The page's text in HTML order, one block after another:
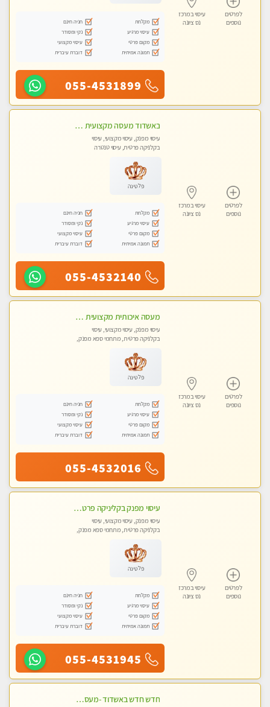
לפרטים
נוספים
עיסוי במרכז
נס ציונה
מקלחת
חניה חינם
עיסוי מרגיע
נקי ומסודר
מקום פרטי
עיסוי מקצועי
תמונה אמיתית
דוברת עיברית
055-4531899
לפרטים
נוספים
עיסוי במרכז
נס ציונה
באשדוד מעסה מקצועית צעירה ואיכותית לעיסוי מרגיע ומפנק VIP-מומלץ לחלוטין! פרטי! ​​​​​​ Highly recommended
עיסוי מפנק, עיסוי מקצועי, עיסוי
בקלניקה פרטית, עיסוי טנטרה
פלטינה
מקלחת
חניה חינם
עיסוי מרגיע
נקי ומסודר
מקום פרטי
עיסוי מקצועי
תמונה אמיתית
דוברת עיברית
055-4532140
לפרטים
נוספים
עיסוי במרכז
נס ציונה
מעסה איכותית מקצועית מאוד- חדשה בראשון לציון
עיסוי מפנק, עיסוי מקצועי, עיסוי
בקלניקה פרטית, מתחמי ספא מפנק,
פלטינה
מקלחת
חניה חינם
עיסוי מרגיע
נקי ומסודר
מקום פרטי
עיסוי מקצועי
תמונה אמיתית
דוברת עיברית
055-4532016
לפרטים
נוספים
עיסוי במרכז
נס ציונה
עיסוי מפנק בקליניקה פרטית לרציניים בלבד! מומלץ! פרטית בראשון -לציון
עיסוי מפנק, עיסוי מקצועי, עיסוי
בקלניקה פרטית, מתחמי ספא מפנק,
פלטינה
מקלחת
חניה חינם
עיסוי מרגיע
נקי ומסודר
מקום פרטי
עיסוי מקצועי
תמונה אמיתית
דוברת עיברית
055-4531945
חדש חדש באשדוד -מעסה מקצועית צעירה ואיכותית- ללא מין !!